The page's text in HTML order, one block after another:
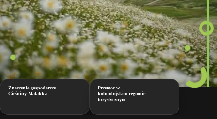
Znaczenie gospodarcze
Cieśniny Malakka
Przemoc w
kolumbijskim regionie
turystycznym